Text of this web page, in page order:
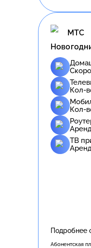
МТС
Кол-
Кол-
ТВ
Подробнее
Абонентская